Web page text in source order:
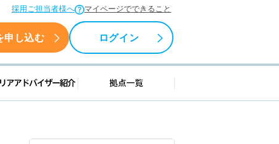
採用ご担当者様へ マイページでできること
申し込む ログイン
援情報 キャリアアドバイザー紹介 拠点一覧